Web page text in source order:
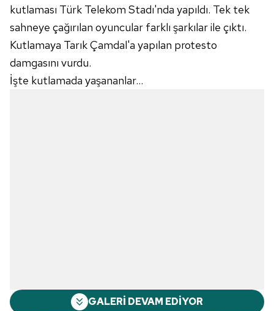
kutlaması Türk Telekom Stadı'nda yapıldı. Tek tek
sahneye çağırılan oyuncular farklı şarkılar ile çıktı.
Kutlamaya Tarık Çamdal'a yapılan protesto
damgasını vurdu.
İşte kutlamada yaşananlar...
GALERİ DEVAM EDİYOR